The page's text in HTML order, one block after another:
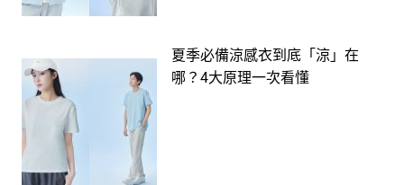
夏季必備涼感衣到底「涼」在
哪？4大原理一次看懂